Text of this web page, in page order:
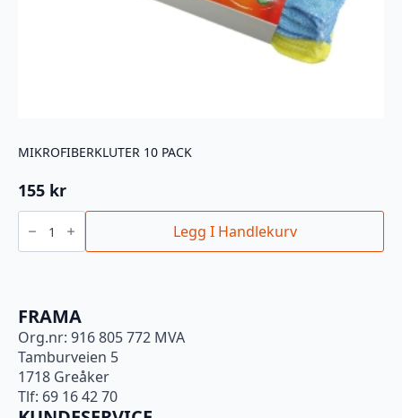
MIKROFIBERKLUTER 10 PACK
155 kr
MIKROFIBERKLUTER
10
antall
Legg I Handlekurv
FRAMA
Org.nr: 916 805 772 MVA
Tamburveien 5
1718 Greåker
Tlf: 69 16 42 70